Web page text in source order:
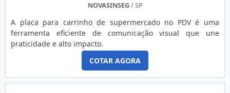
NOVASINSEG/ SP
A placa para carrinho de supermercado no PDV é uma
ferramenta eficiente de comunicação visual que une
praticidade e alto impacto.
COTAR AGORA